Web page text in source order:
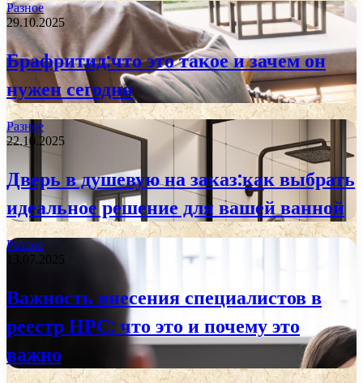
Разное
29.10.2025
Брафритид:что это такое и зачем он
нужен сегодня
Разное
22.10.2025
Дверь в душевую на заказ:как выбрать
идеальное решение для вашей ванной
Разное
13.07.2025
Важность внесения специалистов в
реестр НРС: что это и почему это
важно